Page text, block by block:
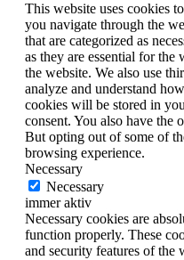
This website uses cookies
you navigate through the
that are categorized as
as they are essential for
the website. We also use
analyze and understand
cookies will be stored in
consent. You also have the
But opting out of some of
browsing experience.
Necessary
Necessary
immer aktiv
Necessary cookies are
function properly. These
and security features of the